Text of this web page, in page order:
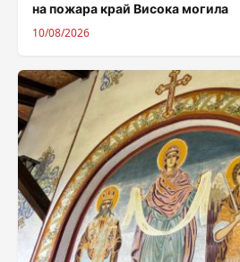
на пожара край Висока могила
10/08/2026